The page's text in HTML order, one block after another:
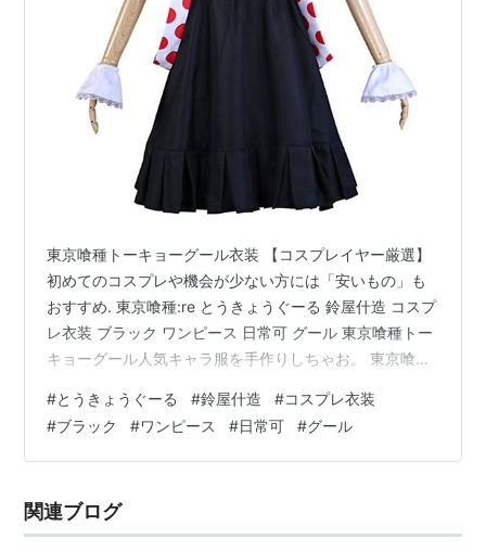
東京喰種トーキョーグール衣装 【コスプレイヤー厳選】
初めてのコスプレや機会が少ない方には「安いもの」も
おすすめ. 東京喰種:re とうきょうぐーる 鈴屋什造 コスプ
レ衣装 ブラック ワンピース 日常可 グール 東京喰種トー
キョーグール人気キャラ服を手作りしちゃお。 東京喰種
#とうきょうぐーる #鈴屋什造 #コスプレ衣装
#ブラック #ワンピース #日常可 #グール
関連ブログ